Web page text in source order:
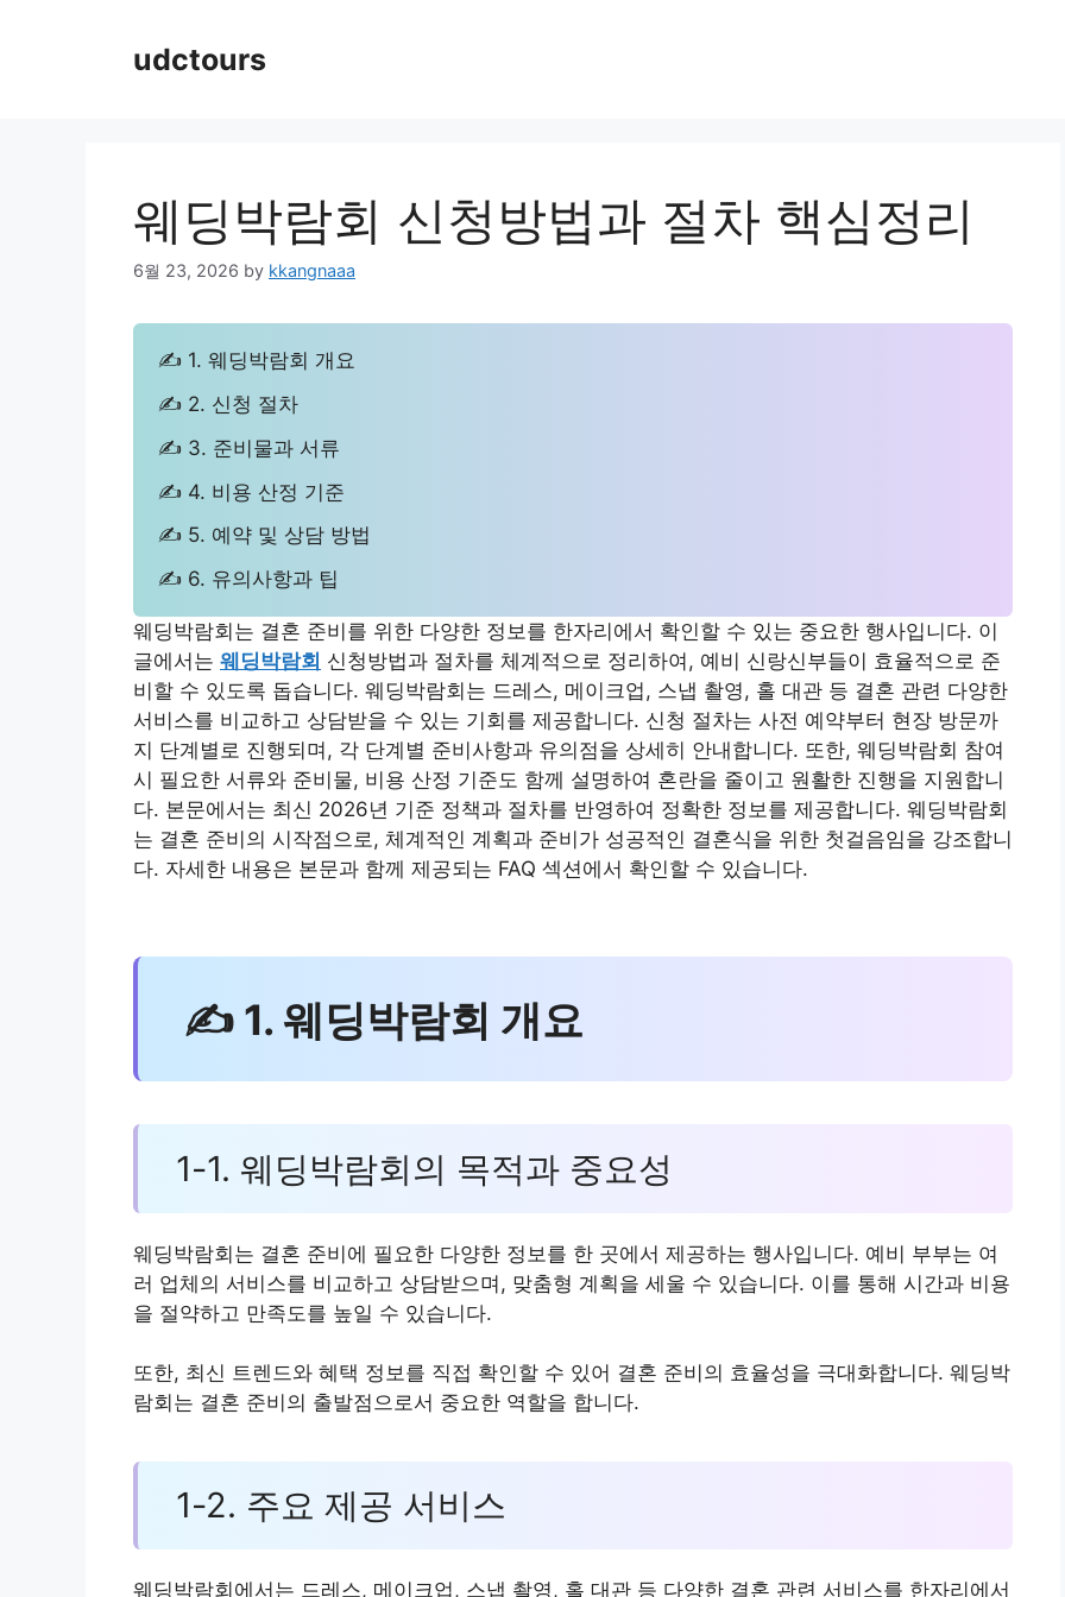
udctours
웨딩박람회 신청방법과 절차 핵심정리
6월 23, 2026 by kkangnaaa
✍ 1. 웨딩박람회 개요
✍ 2. 신청 절차
✍ 3. 준비물과 서류
✍ 4. 비용 산정 기준
✍ 5. 예약 및 상담 방법
✍ 6. 유의사항과 팁
웨딩박람회는 결혼 준비를 위한 다양한 정보를 한자리에서 확인할 수 있는 중요한 행사입니다. 이
글에서는 웨딩박람회 신청방법과 절차를 체계적으로 정리하여, 예비 신랑신부들이 효율적으로 준
비할 수 있도록 돕습니다. 웨딩박람회는 드레스, 메이크업, 스냅 촬영, 홀 대관 등 결혼 관련 다양한
서비스를 비교하고 상담받을 수 있는 기회를 제공합니다. 신청 절차는 사전 예약부터 현장 방문까
지 단계별로 진행되며, 각 단계별 준비사항과 유의점을 상세히 안내합니다. 또한, 웨딩박람회 참여
시 필요한 서류와 준비물, 비용 산정 기준도 함께 설명하여 혼란을 줄이고 원활한 진행을 지원합니
다. 본문에서는 최신 2026년 기준 정책과 절차를 반영하여 정확한 정보를 제공합니다. 웨딩박람회
는 결혼 준비의 시작점으로, 체계적인 계획과 준비가 성공적인 결혼식을 위한 첫걸음임을 강조합니
다. 자세한 내용은 본문과 함께 제공되는 FAQ 섹션에서 확인할 수 있습니다.
✍ 1. 웨딩박람회 개요
1-1. 웨딩박람회의 목적과 중요성
웨딩박람회는 결혼 준비에 필요한 다양한 정보를 한 곳에서 제공하는 행사입니다. 예비 부부는 여
러 업체의 서비스를 비교하고 상담받으며, 맞춤형 계획을 세울 수 있습니다. 이를 통해 시간과 비용
을 절약하고 만족도를 높일 수 있습니다.
또한, 최신 트렌드와 혜택 정보를 직접 확인할 수 있어 결혼 준비의 효율성을 극대화합니다. 웨딩박
람회는 결혼 준비의 출발점으로서 중요한 역할을 합니다.
1-2. 주요 제공 서비스
웨딩박람회에서는 드레스, 메이크업, 스냅 촬영, 홀 대관 등 다양한 결혼 관련 서비스를 한자리에서